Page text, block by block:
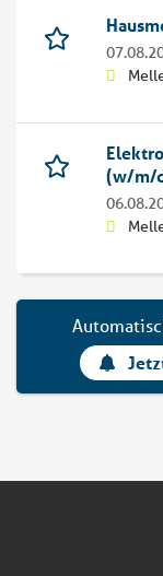
(w/m/